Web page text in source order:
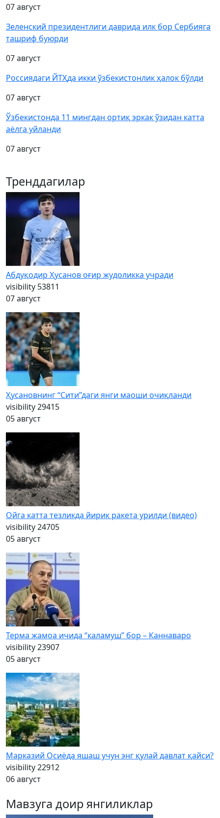
07 август
Зеленский президентлиги даврида илк бор Сербияга
ташриф буюрди
07 август
Россиядаги ЙТҲда икки ўзбекистонлик ҳалок бўлди
07 август
Ўзбекистонда 11 мингдан ортиқ эркак ўзидан катта
аёлга уйланди
07 август
Тренддагилар
Абдуқодир Ҳусанов оғир жудоликка учради
visibility 53811
07 август
Ҳусановнинг “Сити”даги янги маоши очиқланди
visibility29415
05 август
Ойга катта тезликда йирик ракета урилди (видео)
visibility24705
05 август
Терма жамоа ичида “каламуш” бор – Каннаваро
visibility23907
05 август
Марказий Осиёда яшаш учун энг қулай давлат қайси?
visibility22912
06 август
Мавзуга доир янгиликлар